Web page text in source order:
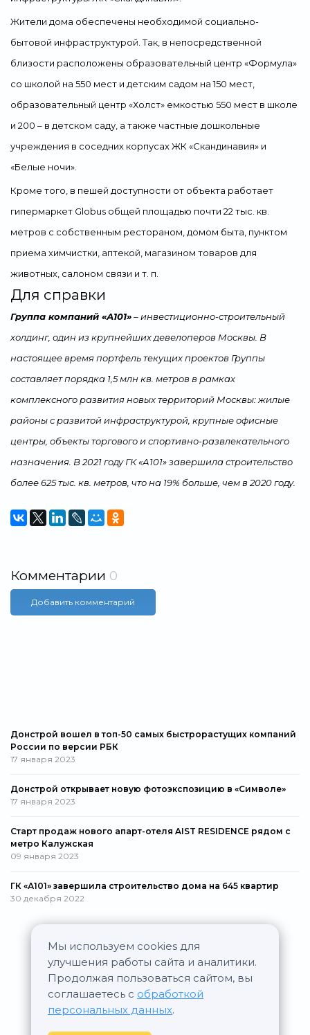
Мы используем cookies для
улучшения работы сайта и аналитики.
Продолжая пользоваться сайтом, вы
соглашаетесь с обработкой
персональных данных.
Жители дома обеспечены необходимой социально-
бытовой инфраструктурой. Так, в непосредственной
близости расположены образовательный центр «Формула»
со школой на 550 мест и детским садом на 150 мест,
образовательный центр «Холст» емкостью 550 мест в школе
и 200 – в детском саду, а также частные дошкольные
учреждения в соседних корпусах ЖК «Скандинавия» и
«Белые ночи».
Кроме того, в пешей доступности от объекта работает
гипермаркет Globus общей площадью почти 22 тыс. кв.
метров с собственным рестораном, домом быта, пунктом
приема химчистки, аптекой, магазином товаров для
животных, салоном связи и т. п.
Для справки
Группа компаний «А101»– инвестиционно-строительный
холдинг, один из крупнейших девелоперов Москвы. В
настоящее время портфель текущих проектов Группы
составляет порядка 1,5 млн кв. метров в рамках
комплексного развития новых территорий Москвы: жилые
районы с развитой инфраструктурой, крупные офисные
центры, объекты торгового и спортивно-развлекательного
назначения. В 2021 году ГК «А101» завершила строительство
более 625 тыс. кв. метров, что на 19% больше, чем в 2020 году.
Комментарии 0
Добавить комментарий
Донстрой вошел в топ-50 самых быстрорастущих компаний
России по версии РБК
17 января 2023
Донстрой открывает новую фотоэкспозицию в «Символе»
17 января 2023
Старт продаж нового апарт-отеля AIST RESIDENCE рядом с
метро Калужская
09 января 2023
ГК «А101» завершила строительство дома на 645 квартир
30 декабря 2022
Все новости